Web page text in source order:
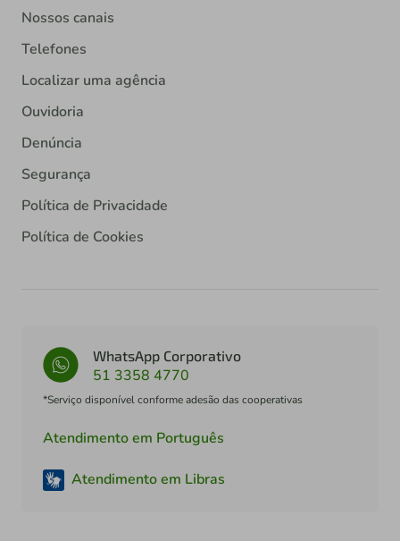
Nossos canais
Telefones
Localizar uma agência
Ouvidoria
Denúncia
Segurança
Política de Privacidade
Política de Cookies
WhatsApp Corporativo
51 3358 4770
*Serviço disponível conforme adesão das cooperativas
Atendimento em Português
Atendimento em Libras